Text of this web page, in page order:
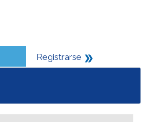
Registrarse